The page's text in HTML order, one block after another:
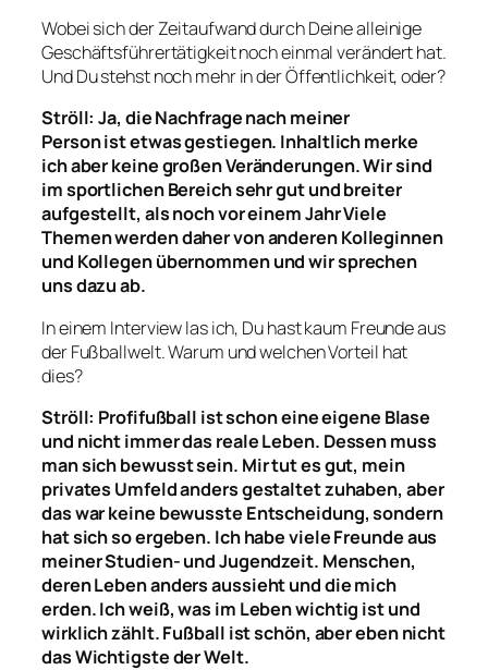
Wobei sich der Zeitaufwand durch Deine alleinige
Geschäftsführertätigkeit noch einmal verändert hat.
Und Du stehst noch mehr in der Öffentlichkeit, oder?
Ströll: Ja, die Nachfrage nach meiner
Personistetwasgestiegen. Inhaltlich merke
ichaberkeinegroßen Veränderungen. Wir sind
im sportlichen Bereich sehr gut und breiter
aufgestellt, als noch vor einem JahrViele
Themen werden daher von anderenKolleginnen
und Kollegenübernommenund wir sprechen
uns dazu ab.
In einem Interview las ich, Du hast kaum Freunde aus
der Fußballwelt. Warum und welchen Vorteil hat
dies?
Ströll: Profifußball ist schon eine eigene Blase
und nicht immer das reale Leben. Dessen muss
man sich bewusst sein. Mir tut es gut, mein
privates Umfeld andersgestaltet zuhaben, aber
das war keine bewusste Entscheidung,sondern
hat sich so ergeben. Ich habe viele Freunde aus
meiner Studien- und Jugendzeit. Menschen,
derenLeben anders aussieht unddie mich
erden.Ich weiß, was im Leben wichtig istund
wirklich zählt. Fußball ist schön, aber eben nicht
das Wichtigste der Welt.